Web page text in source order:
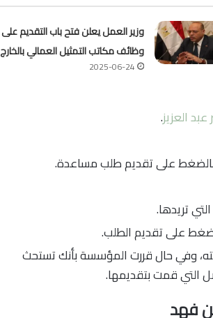
وزير العمل يعلن فتح باب التقديم على
وظائف مكاتب التمثيل العمالي بالخارج
2025-06-24
العزيز.
بالضغط على تقديم طلب مساعدة.
تريدها.
على تقديم الطلب.
وفي حال قررت المؤسسة بأنك تستحث
التي قمت بتقديمها.
فهد